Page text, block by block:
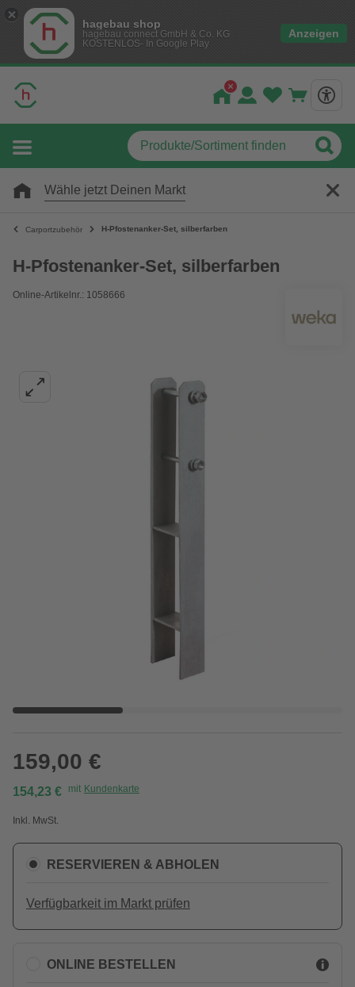
hagebau shop
hagebau connect GmbH & Co. KG
KOSTENLOS- In Google Play
Anzeigen
Wähle jetzt Deinen Markt
Carportzubehör H-Pfostenanker-Set, silberfarben
H-Pfostenanker-Set, silberfarben
Online-Artikelnr.: 1058666
159,00 €
154,23 € mit Kundenkarte
Inkl. MwSt.
RESERVIEREN & ABHOLEN
Verfügbarkeit im Markt prüfen
ONLINE BESTELLEN